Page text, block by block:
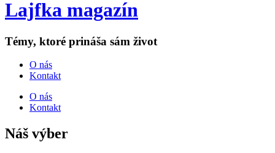
Lajfka magazín
Témy, ktoré prináša sám život
O nás
Kontakt
O nás
Kontakt
Náš výber